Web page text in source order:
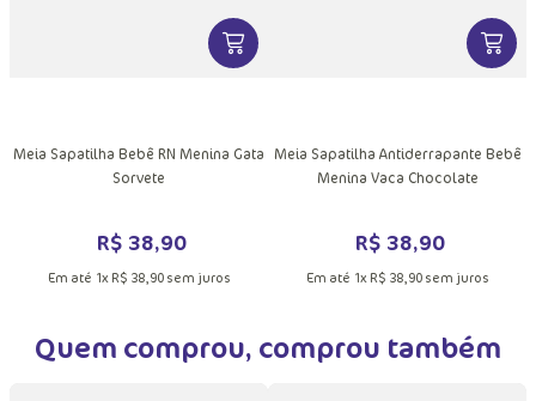
INFORMAÇÕES DO PRODUTO
VER MAIS INFORMAÇÕES DO
Meia Sapatilha Bebê RN Menina Gata
Sorvete
R$ 38,90
Em até 1x R$ 38,90sem juros
VER
Meia Sapatilha Antiderrapante Bebê
Menina Vaca Chocolate
R$ 38,90
Em até 1x R$ 38,90sem juros
Quem comprou, comprou também